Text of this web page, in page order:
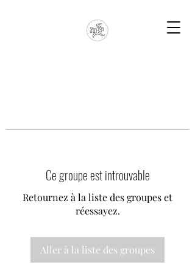
Ce groupe est introuvable
Retournez à la liste des groupes et
réessayez.
Aller à la liste des groupes